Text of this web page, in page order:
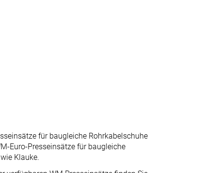
für baugleiche Rohrkabelschuhe
Euro-Presseinsätze für baugleiche
Klauke.